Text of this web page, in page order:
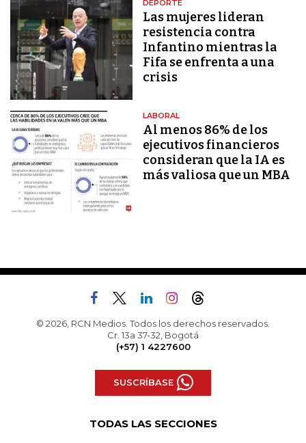
DEPORTE
Las mujeres lideran
resistencia contra
Infantino mientras la
Fifa se enfrenta a una
crisis
LABORAL
Al menos 86% de los
ejecutivos financieros
consideran que la IA es
más valiosa que un MBA
© 2026, RCN Medios. Todos los derechos reservados.
Cr. 13a 37-32, Bogotá
(+57) 1 4227600
SUSCRÍBASE
TODAS LAS SECCIONES